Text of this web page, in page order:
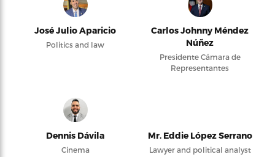
José Julio Aparicio
Politics and law
Carlos Johnny Méndez
Núñez
Presidente Cámara de
Representantes
Dennis Dávila
Cinema
Mr. Eddie López Serrano
Lawyer and political analyst